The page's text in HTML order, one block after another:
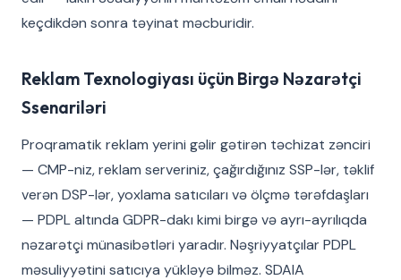
keçdikdən sonra təyinat məcburidir.
Reklam Texnologiyası üçün Birgə Nəzarətçi
Ssenariləri
Proqramatik reklam yerini gəlir gətirən təchizat zənciri
— CMP-niz, reklam serveriniz, çağırdığınız SSP-lər, təklif
verən DSP-lər, yoxlama satıcıları və ölçmə tərəfdaşları
— PDPL altında GDPR-dakı kimi birgə və ayrı-ayrılıqda
nəzarətçi münasibətləri yaradır. Nəşriyyatçılar PDPL
məsuliyyətini satıcıya yükləyə bilməz. SDAIA